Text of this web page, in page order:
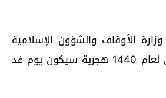
الأوقاف والشؤون الإسلامية
أن فاتح شهر شعبان لعام 1440 هجرية سيكون يوم غد